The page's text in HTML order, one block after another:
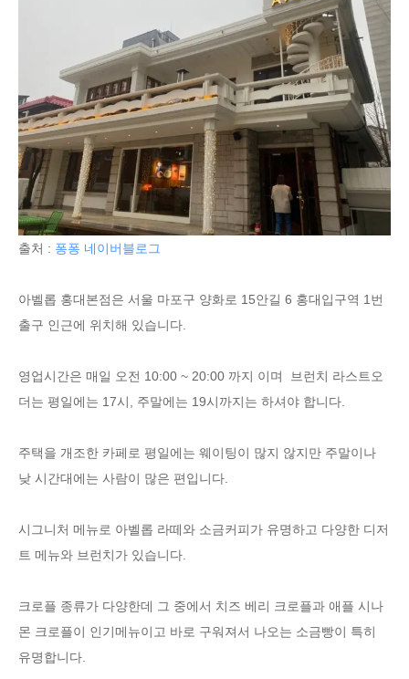
출처 : 퐁퐁 네이버블로그
아벨롭 홍대본점은 서울 마포구 양화로 15안길 6 홍대입구역 1번
출구 인근에 위치해 있습니다.
영업시간은 매일 오전 10:00 ~ 20:00 까지 이며 브런치 라스트오
더는 평일에는 17시, 주말에는 19시까지는 하셔야 합니다.
주택을 개조한 카페로 평일에는 웨이팅이 많지 않지만 주말이나
낮 시간대에는 사람이 많은 편입니다.
시그니처 메뉴로 아벨롭 라떼와 소금커피가 유명하고 다양한 디저
트 메뉴와 브런치가 있습니다.
크로플 종류가 다양한데 그 중에서 치즈 베리 크로플과 애플 시나
몬 크로플이 인기메뉴이고 바로 구워져서 나오는 소금빵이 특히
유명합니다.